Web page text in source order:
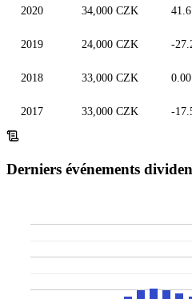
2020 34,000 CZK
2019 24,000 CZK -
2018 33,000 CZK
2017 33,000 CZK -
Derniers événements